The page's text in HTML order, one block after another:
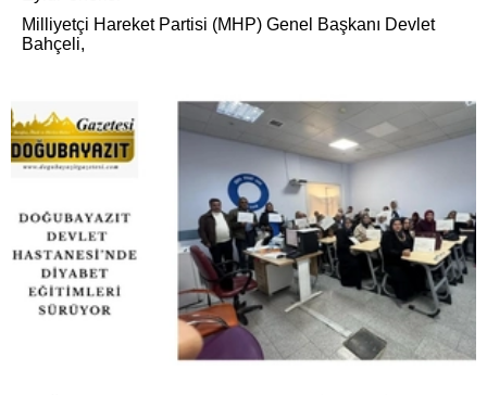
Milliyetçi Hareket Partisi (MHP) Genel Başkanı Devlet
Bahçeli,